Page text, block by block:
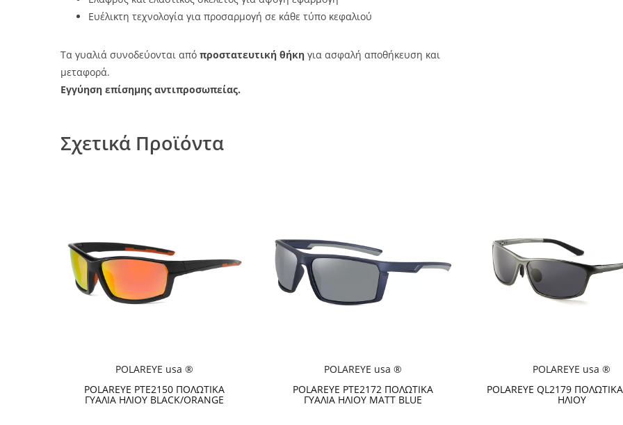
Ευέλικτη τεχνολογία για προσαρμογή σε κάθε τύπο κεφαλιού
Τα γυαλιά συνοδεύονται από προστατευτική θήκη για ασφαλή αποθήκευση και
μεταφορά.
Εγγύηση επίσημης αντιπροσωπείας.
Σχετικά Προϊόντα
POLAREYE usa ®
POLAREYE PTE2150 ΠΟΛΩΤΙΚΑ
ΓΥΑΛΙΑ ΗΛΙΟΥ BLACK/ORANGE
POLAREYE usa ®
POLAREYE PTE2172 ΠΟΛΩΤΙΚΑ
ΓΥΑΛΙΑ ΗΛΙΟΥ MATT BLUE
POLAREYE usa ®
POLAREYE QL2179
ΗΛΙΟΥ